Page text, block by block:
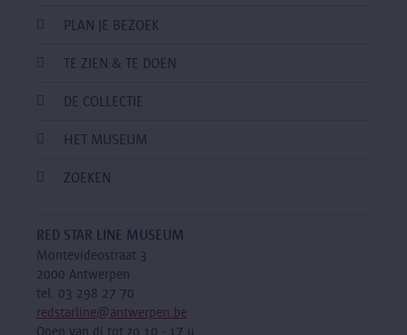
PLAN JE BEZOEK
TE ZIEN & TE DOEN
DE COLLECTIE
HET MUSEUM
ZOEKEN
RED STAR LINE MUSEUM
Montevideostraat 3
2000 Antwerpen
tel. 03 298 27 70
redstarline@antwerpen.be
Open van di tot zo 10 - 17 u.